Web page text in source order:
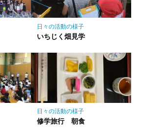
日々の活動の様子
いちじく畑見学
日々の活動の様子
修学旅行 朝食